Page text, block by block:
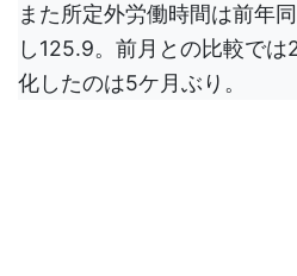
また所定外労働時間は前年
し125.9。前月との比較で
化したのは5ケ月ぶり。